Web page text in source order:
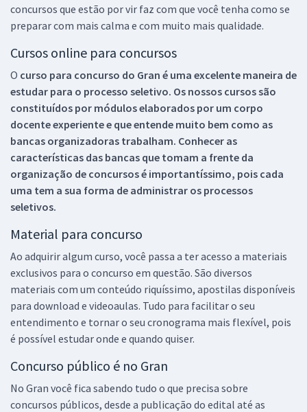
concursos que estão por vir faz com que você tenha como se
preparar com mais calma e com muito mais qualidade.
Cursos online para concursos
O curso para concurso do Gran é uma excelente maneira de
estudar para o processo seletivo. Os nossos cursos são
constituídos por módulos elaborados por um corpo
docente experiente e que entende muito bem como as
bancas organizadoras trabalham. Conhecer as
características das bancas que tomam a frente da
organização de concursos é importantíssimo, pois cada
uma tem a sua forma de administrar os processos
seletivos.
Material para concurso
Ao adquirir algum curso, você passa a ter acesso a materiais
exclusivos para o concurso em questão. São diversos
materiais com um conteúdo riquíssimo, apostilas disponíveis
para download e videoaulas. Tudo para facilitar o seu
entendimento e tornar o seu cronograma mais flexível, pois
é possível estudar onde e quando quiser.
Concurso público é no Gran
No Gran você fica sabendo tudo o que precisa sobre
concursos públicos, desde a publicação do edital até as